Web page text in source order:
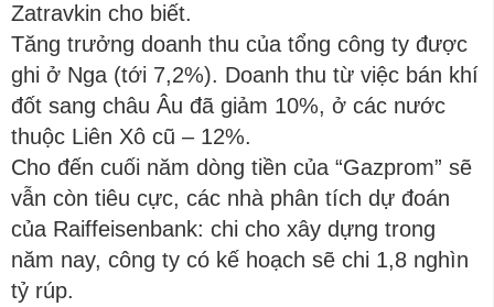
Zatravkin cho biết.
Tăng trưởng doanh thu của tổng công ty được
ghi ở Nga (tới 7,2%). Doanh thu từ việc bán khí
đốt sang châu Âu đã giảm 10%, ở các nước
thuộc Liên Xô cũ – 12%.
Cho đến cuối năm dòng tiền của “Gazprom” sẽ
vẫn còn tiêu cực, các nhà phân tích dự đoán
của Raiffeisenbank: chi cho xây dựng trong
năm nay, công ty có kế hoạch sẽ chi 1,8 nghìn
tỷ rúp.